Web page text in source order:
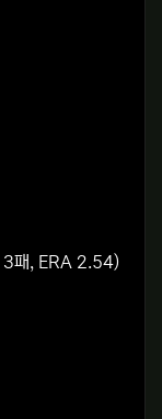
3패, ERA 2.54)